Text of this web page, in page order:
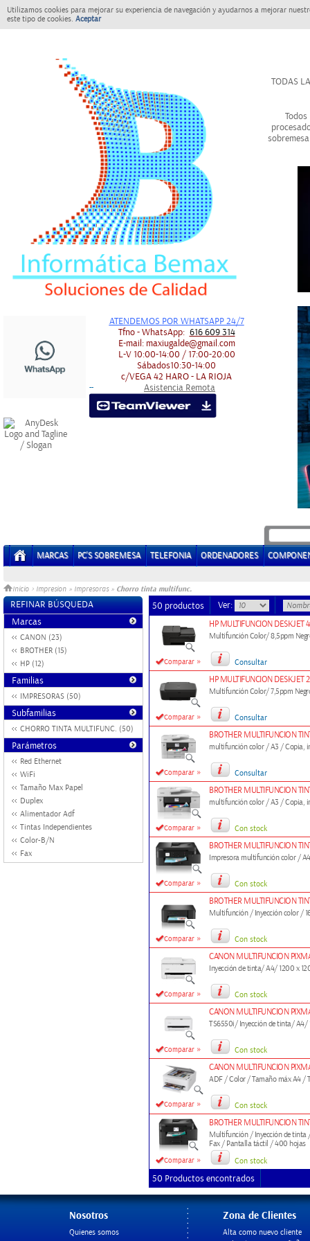
Utilizamos cookies para mejorar su experiencia de navegación y ayudarnos a mejorar
este tipo de cookies. Aceptar
ATENDEMOS POR WHATSAPP 24/7
Tfno - WhatsApp: 616 609 314
E-mail:maxiugalde@gmail.com
L-V10:00-14:00 / 17:00-20:00
Sábados10:30-14:00
c/VEGA 42 HARO - LA RIOJA
-- Asistencia Remota
TODAS
MARCAS PC'S SOBREMESA TELEFONIA ORDENADORES
Inicio > Impresion » Impresoras » Chorro tinta multifunc.
REFINAR BÚSQUEDA
Marcas
CANON (23)
BROTHER (15)
HP (12)
Familias
IMPRESORAS (50)
Subfamilias
CHORRO TINTA MULTIFUNC. (50)
Parámetros
Red Ethernet
WiFi
Tamaño Max Papel
Duplex
Alimentador Adf
Tintas Independientes
Color-B/N
Fax
50 productos Ver:
Comparar »
HP MULTIFUNCION DESKJET
Multifunción Color/ 8,5ppm
Consultar
Comparar »
HP MULTIFUNCION DESKJET
Multifunción Color/ 7,5ppm
Consultar
Comparar »
BROTHER MULTIFUNCION
multifunción color / A3 / Copia,
Consultar
Comparar »
BROTHER MULTIFUNCION
multifunción color / A3 / Copia,
Con stock
Comparar »
BROTHER MULTIFUNCION
Impresora multifunción color /
Con stock
Comparar »
BROTHER MULTIFUNCION
Multifunción / Inyección color /
Con stock
Comparar »
CANON MULTIFUNCION
Inyección de tinta/ A4/ 1200 x
Con stock
Comparar »
CANON MULTIFUNCION
TS6550i/ Inyección de tinta/ A4/
Con stock
Comparar »
CANON MULTIFUNCION
ADF / Color / Tamaño máx A4 /
Con stock
Comparar »
BROTHER MULTIFUNCION
Multifunción / Inyección de tinta
Fax / Pantalla táctil / 400 hojas
Con stock
50 Productos encontrados
Nosotros
Quienes somos
Zona de Clientes
Alta como nuevo cliente